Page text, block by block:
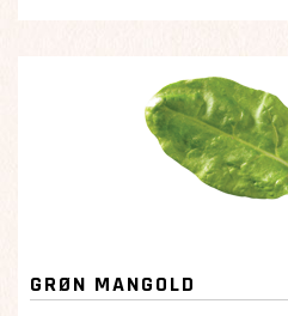
GRØN MANGOLD